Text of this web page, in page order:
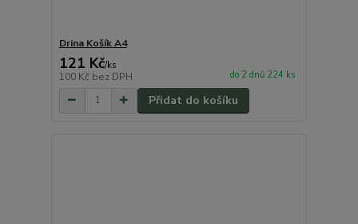
Drina Košík A4
121 Kč/ks
100 Kč bez DPH do 2 dnů 224 ks
Přidat do košíku